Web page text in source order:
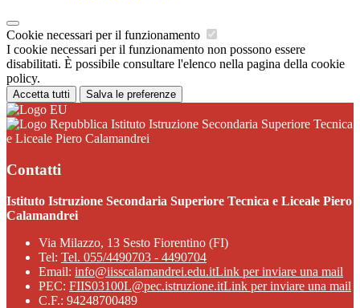
Cookie necessari per il funzionamento
I cookie necessari per il funzionamento non possono essere
disabilitati. È possibile consultare l'elenco nella pagina della cookie
policy.
Accetta tutti Salva le preferenze
Istituto Istruzione Secondaria Superiore Tecnica
e Liceale Piero Calamandrei
Contatti
Istituto Istruzione Secondaria Superiore Tecnica e Liceale Piero
Calamandrei
Via Milazzo, 13 Sesto Fiorentino (FI)
Tel: Tel. 055/4490703 - 4490704
Email: info@iisscalamandrei.edu.itLink per inviare una mail
PEC: FIIS03100L@pec.istruzione.itLink per inviare una mail
C.F.: 94248700489